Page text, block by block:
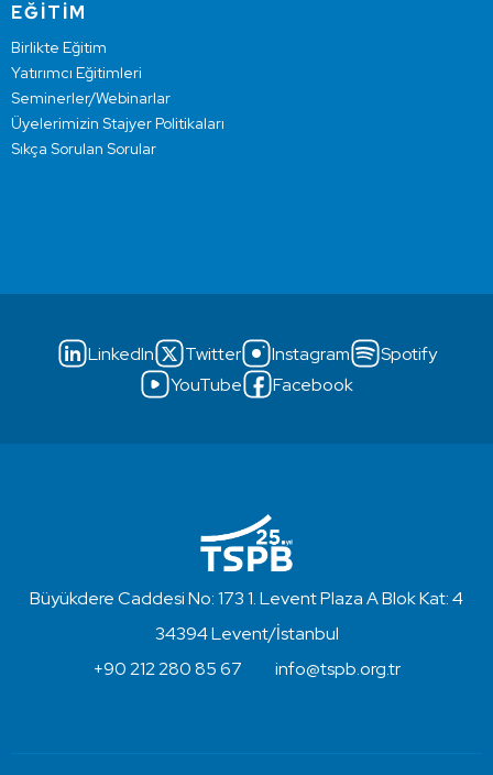
EĞİTİM
Birlikte Eğitim
Yatırımcı Eğitimleri
Seminerler/Webinarlar
Üyelerimizin Stajyer Politikaları
Sıkça Sorulan Sorular
LinkedIn Twitter Instagram
Spotify
YouTube
Facebook
Büyükdere Caddesi No: 173 1. Levent Plaza A Blok Kat: 4
34394 Levent/İstanbul
+90 212 280 85 67
info@tspb.org.tr